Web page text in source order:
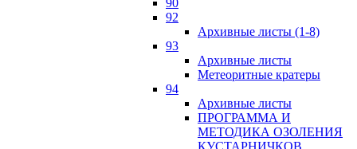
90
92
Архивные листы (1-8)
93
Архивные листы
Метеоритные кратеры
94
Архивные листы
ПРОГРАММА И
МЕТОДИКА ОЗОЛЕНИЯ
КУСТАРНИЧКОВ ...